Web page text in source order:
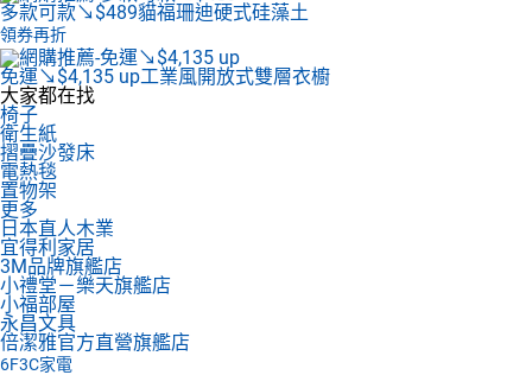
多款可款↘$489貓福珊迪硬式硅藻土
領券再折
免運↘$4,135 up工業風開放式雙層衣櫥
大家都在找
椅子
衛生紙
摺疊沙發床
電熱毯
置物架
更多
日本直人木業
宜得利家居
3M品牌旗艦店
小禮堂－樂天旗艦店
小福部屋
永昌文具
倍潔雅官方直營旗艦店
6F3C家電